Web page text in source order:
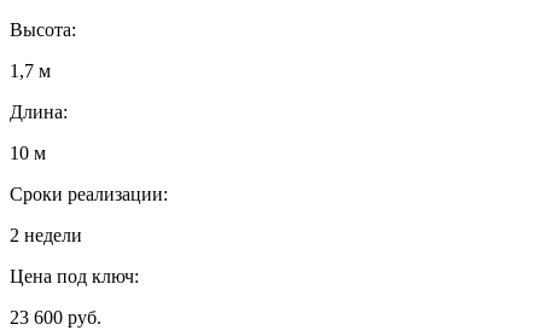
Высота:
1,7 м
Длина:
10 м
Сроки реализации:
2 недели
Цена под ключ:
23 600 руб.